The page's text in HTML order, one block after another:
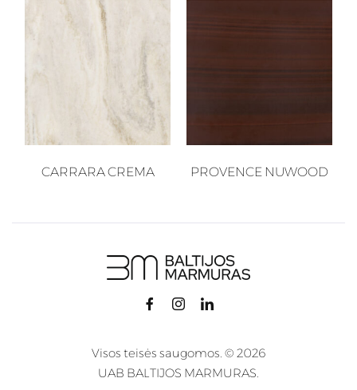
CARRARA CREMA PROVENCE NUWOOD
Visos teisės saugomos. © 2026
UAB BALTIJOS MARMURAS.